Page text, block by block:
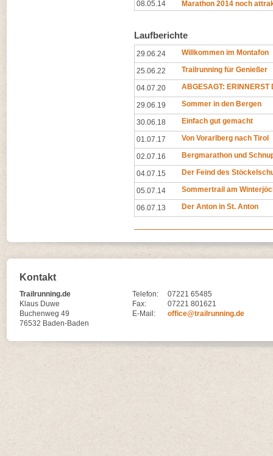
08.05.14
Marathon 2014 noch
Laufberichte
29.06.24 Willkommen im Montafon
25.06.22 Trailrunning für Genießer
04.07.20 ABGESAGT: ERINNERST
29.06.19 Sommer in den Bergen
30.06.18 Einfach gut gemacht
01.07.17 Von Vorarlberg nach Tirol
02.07.16 Bergmarathon und
04.07.15 Der Feind des
05.07.14 Sommertrail am
06.07.13 Der Anton in St. Anton
Kontakt
Trailrunning.de
Klaus Duwe
Buchenweg 49
76532 Baden-Baden
Telefon:
07221 65485
Fax:
07221 801621
E-Mail:
office@trailrunning.de